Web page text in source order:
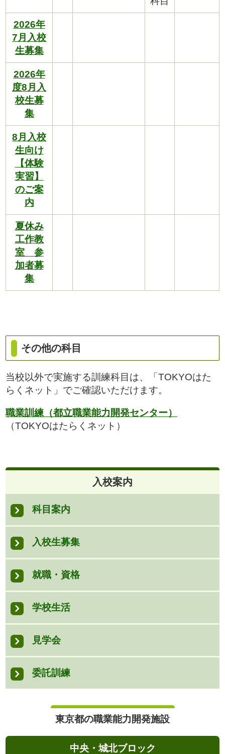
2026年
7月入校
生募集
2026年
度8月入
校生募
集
8月入校
生向け
【体験
実習】
のご案
内
夏休み
工作教
室 参
加者募
集
その他の科目
当校以外で実施する訓練科目は、「TOKYOはた
らくネット」でご確認いただけます。
職業訓練（都立職業能力開発センター）
（TOKYOはたらくネット）
入校案内
科目案内
入校生募集
就職・資格
学校生活
見学会
委託訓練
東京都の職業能力開発施設
中央・城北ブロック